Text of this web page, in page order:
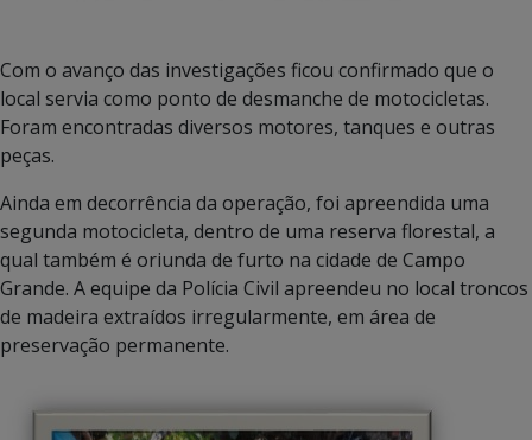
Com o avanço das investigações ficou confirmado que o
local servia como ponto de desmanche de motocicletas.
Foram encontradas diversos motores, tanques e outras
peças.
Ainda em decorrência da operação, foi apreendida uma
segunda motocicleta, dentro de uma reserva florestal, a
qual também é oriunda de furto na cidade de Campo
Grande. A equipe da Polícia Civil apreendeu no local troncos
de madeira extraídos irregularmente, em área de
preservação permanente.